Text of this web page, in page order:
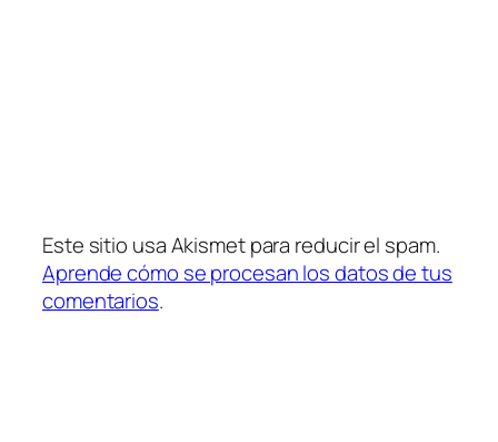
Este sitio usa Akismet para reducir el spam.
Aprende cómo se procesan los datos de tus
comentarios.